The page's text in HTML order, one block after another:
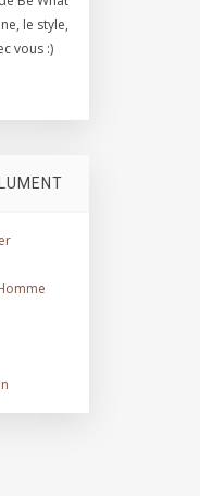
le style,
vous :)